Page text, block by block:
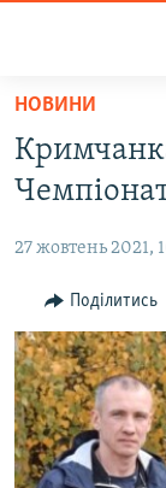
Перейти
основного
матеріалу
до
навігації
Перейти
до
пошуку
ВОДА.КРИМ
ПОЛІТИКА
БЛОГИ
ПОГЛЯД
ІНТЕРВ'Ю
ВСЕ ЗА ДЕНЬ
СПЕЦПРОЕКТИ
НОВИНИ
27 жовтень 2021,
Поділитись